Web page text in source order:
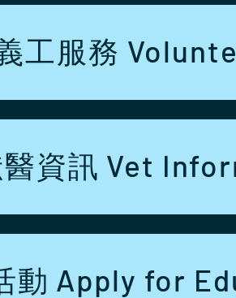
工服務
資訊 Vet
動 Apply for